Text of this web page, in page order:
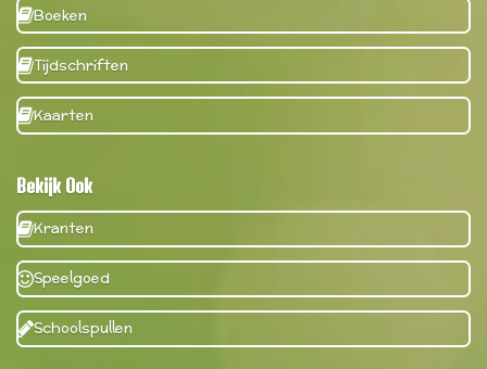
Boeken
Tijdschriften
Kaarten
Bekijk Ook
Kranten
Speelgoed
Schoolspullen